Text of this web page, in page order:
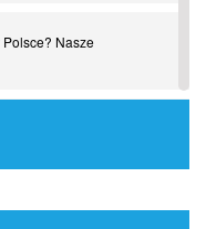
w decydującą
Polsce? Nasze
Lukaku! Turecki